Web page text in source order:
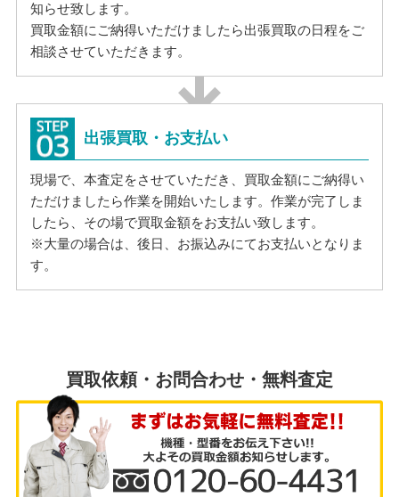
知らせ致します。
買取金額にご納得いただけましたら出張買取の日程をご
相談させていただきます。
出張買取・お支払い
現場で、本査定をさせていただき、買取金額にご納得い
ただけましたら作業を開始いたします。作業が完了しま
したら、その場で買取金額をお支払い致します。
※大量の場合は、後日、お振込みにてお支払いとなりま
す。
買取依頼・お問合わせ・無料査定